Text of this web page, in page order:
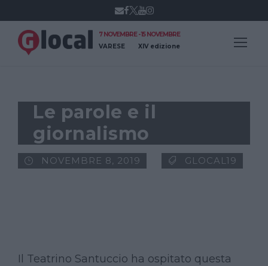
7 NOVEMBRE - 15 NOVEMBRE
VARESE
XIV edizione
Le parole e il
giornalismo
NOVEMBRE 8, 2019 GLOCAL19
Il Teatrino Santuccio ha ospitato questa